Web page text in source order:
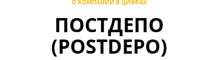
О КОМПАНИИ В ЦИФРАХ
ПОСТДЕПО
(POSTDEPO)